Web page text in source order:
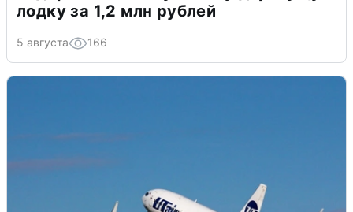
лодку за 1,2 млн рублей
5 августа 166